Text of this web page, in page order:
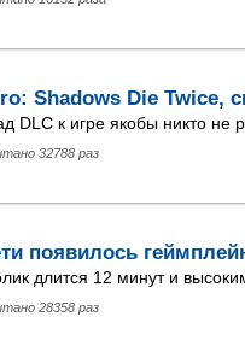
Shadows Die Twice,
DLC к игре якобы никто не
32788 раз
появилось
длится 12 минут и
28358 раз